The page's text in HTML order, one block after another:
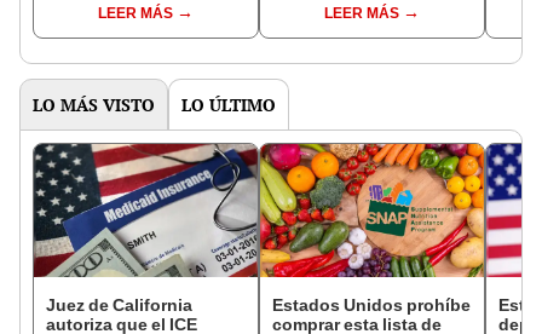
EEUU viajó horas para
alimentar a su hijo
LEER MÁS
de Kansas, EEUU: DHS
colocó carteles de
LEER MÁS
LO MÁS VISTO LO ÚLTIMO
Juez de California
autoriza que el ICE
Estados Unidos prohíbe
comprar esta lista de